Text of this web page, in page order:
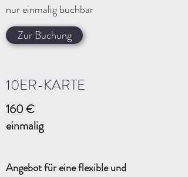
nur einmalig buchbar
Zur Buchung
10ER-KARTE
160 €
einmalig
Angebot für eine flexible und